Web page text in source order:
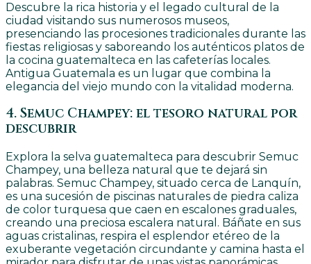
Descubre la rica historia y el legado cultural de la
ciudad visitando sus numerosos museos,
presenciando las procesiones tradicionales durante las
fiestas religiosas y saboreando los auténticos platos de
la cocina guatemalteca en las cafeterías locales.
Antigua Guatemala es un lugar que combina la
elegancia del viejo mundo con la vitalidad moderna.
4. Semuc Champey: el tesoro natural por
descubrir
Explora la selva guatemalteca para descubrir Semuc
Champey, una belleza natural que te dejará sin
palabras. Semuc Champey, situado cerca de Lanquín,
es una sucesión de piscinas naturales de piedra caliza
de color turquesa que caen en escalones graduales,
creando una preciosa escalera natural. Báñate en sus
aguas cristalinas, respira el esplendor etéreo de la
exuberante vegetación circundante y camina hasta el